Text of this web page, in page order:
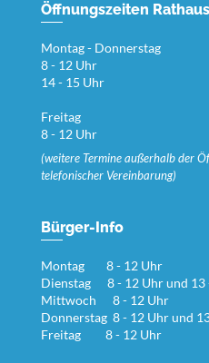
Öffnungszeiten Rathaus
Montag - Donnerstag
8 - 12 Uhr
14 - 15 Uhr
Freitag
8 - 12 Uhr
(weitere Termine außerhalb der
telefonischer Vereinbarung)
Bürger-Info
Montag 8 - 12 Uhr
Dienstag 8 - 12 Uhr und 13
Mittwoch 8 - 12 Uhr
Donnerstag 8 - 12 Uhr und
Freitag 8 - 12 Uhr